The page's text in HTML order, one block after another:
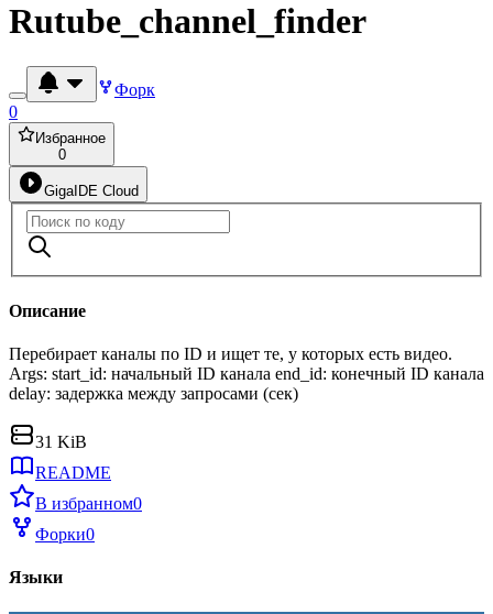
Rutube_channel_finder
Форк
0
Избранное
0
GigaIDE Cloud
Описание
Перебирает каналы по ID и ищет те, у которых есть видео.
Args: start_id: начальный ID канала end_id: конечный ID канала
delay: задержка между запросами (сек)
31 KiB
README
В избранном0
Форки0
Языки